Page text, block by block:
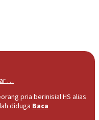
…
pria berinisial HS alias
diduga Baca